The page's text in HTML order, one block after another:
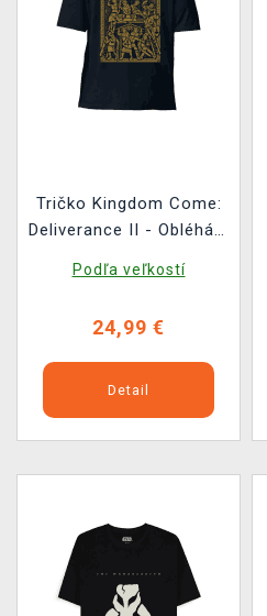
Tričko Kingdom Come:
Deliverance II - Obléhání
Podľa veľkostí
24,99 €
Detail